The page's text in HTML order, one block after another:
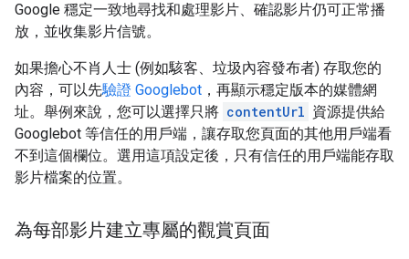
Google 穩定一致地尋找和處理影片、確認影片仍可正常播
放，並收集影片信號。
如果擔心不肖人士 (例如駭客、垃圾內容發布者) 存取您的
內容，可以先驗證 Googlebot ，再顯示穩定版本的媒體網
址。舉例來說，您可以選擇只將 contentUrl 資源提供給
Googlebot 等信任的用戶端，讓存取您頁面的其他用戶端看
不到這個欄位。選用這項設定後，只有信任的用戶端能存取
影片檔案的位置。
為每部影片建立專屬的觀賞頁面